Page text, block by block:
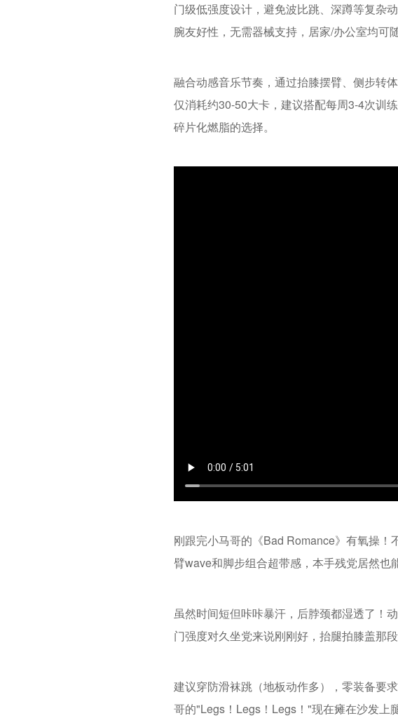
门级低强度设计，避免波比跳、深蹲等复杂
腕友好性，无需器械支持，居家/办公室均可
融合动感音乐节奏，通过抬膝摆臂、侧步转
仅消耗约30-50大卡，建议搭配每周3-4次训
碎片化燃脂的选择。
刚跟完小马哥的《Bad Romance》有氧操
臂wave和脚步组合超带感，本手残党居然也
虽然时间短但咔咔暴汗，后脖颈都湿透了！
门强度对久坐党来说刚刚好，抬腿拍膝盖那
建议穿防滑袜跳（地板动作多），零装备要
哥的"Legs！Legs！Legs！"现在瘫在沙发上